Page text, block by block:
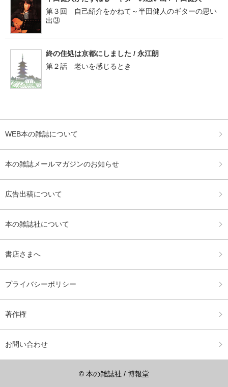
第３回 自己紹介をかねて～半田健人のギターの思い
出③
終の住処は京都にしました / 永江朗
第２話 老いを感じるとき
WEB本の雑誌について
本の雑誌メールマガジンのお知らせ
広告出稿について
本の雑誌社について
書店さまへ
プライバシーポリシー
著作権
お問い合わせ
© 本の雑誌社 / 博報堂